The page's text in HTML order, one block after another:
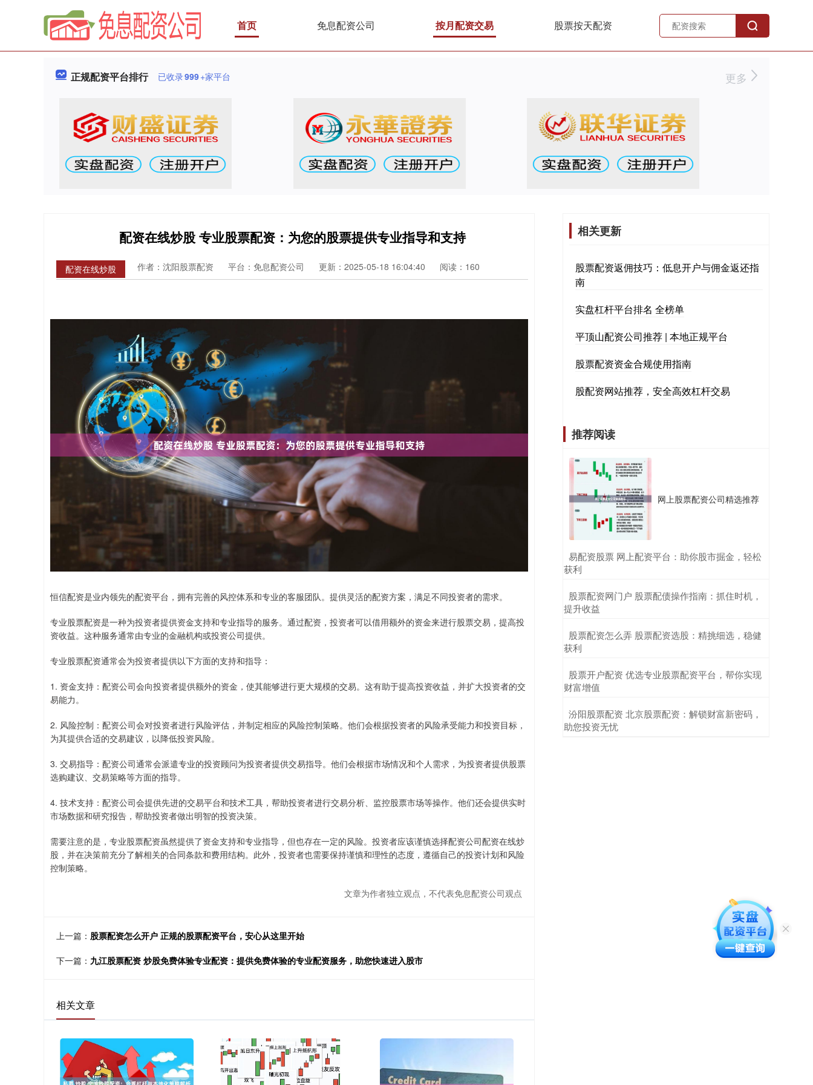
首页 免息配资公司 按月配资交易 股票按天配资
正规配资平台排行 已收录999+家平台 更多
配资在线炒股 专业股票配资：为您的股票提供专业指导和支持
配资在线炒股 作者：沈阳股票配资 平台：免息配资公司 更新：2025-05-18 16:04:40 阅读：160
恒信配资是业内领先的配资平台，拥有完善的风控体系和专业的客服团队。提供灵活的配资方案，满足不同投资者的需求。
专业股票配资是一种为投资者提供资金支持和专业指导的服务。通过配资，投资者可以借用额外的资金来进行股票交易，提高投
资收益。这种服务通常由专业的金融机构或投资公司提供。
专业股票配资通常会为投资者提供以下方面的支持和指导：
1. 资金支持：配资公司会向投资者提供额外的资金，使其能够进行更大规模的交易。这有助于提高投资收益，并扩大投资者的交
易能力。
2. 风险控制：配资公司会对投资者进行风险评估，并制定相应的风险控制策略。他们会根据投资者的风险承受能力和投资目标，
为其提供合适的交易建议，以降低投资风险。
3. 交易指导：配资公司通常会派遣专业的投资顾问为投资者提供交易指导。他们会根据市场情况和个人需求，为投资者提供股票
选购建议、交易策略等方面的指导。
4. 技术支持：配资公司会提供先进的交易平台和技术工具，帮助投资者进行交易分析、监控股票市场等操作。他们还会提供实时
市场数据和研究报告，帮助投资者做出明智的投资决策。
需要注意的是，专业股票配资虽然提供了资金支持和专业指导，但也存在一定的风险。投资者应该谨慎选择配资公司配资在线炒
股，并在决策前充分了解相关的合同条款和费用结构。此外，投资者也需要保持谨慎和理性的态度，遵循自己的投资计划和风险
控制策略。
文章为作者独立观点，不代表免息配资公司观点
上一篇： 股票配资怎么开户 正规的股票配资平台，安心从这里开始
下一篇： 九江股票配资 炒股免费体验专业配资：提供免费体验的专业配资服务，助您快速进入股市
相关文章
相关更新
股票配资返佣技巧：低息开户与佣金返还指
南
实盘杠杆平台排名 全榜单
平顶山配资公司推荐 | 本地正规平台
股票配资资金合规使用指南
股配资网站推荐，安全高效杠杆交易
推荐阅读
网上股票配资公司精选推荐
​易配资股票 网上配资平台：助你股市掘金，轻松
获利
​股票配资网门户 股票配债操作指南：抓住时机，
提升收益
​股票配资怎么弄 股票配资选股：精挑细选，稳健
获利
​股票开户配资 优选专业股票配资平台，帮你实现
财富增值
​汾阳股票配资 北京股票配资：解锁财富新密码，
助您投资无忧